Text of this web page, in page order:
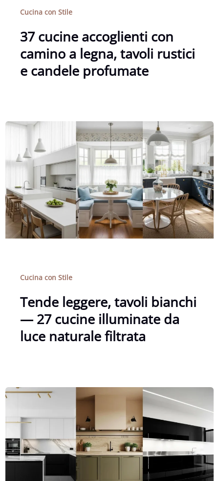
Cucina con Stile
37 cucine accoglienti con
camino a legna, tavoli rustici
e candele profumate
Cucina con Stile
Tende leggere, tavoli bianchi
— 27 cucine illuminate da
luce naturale filtrata